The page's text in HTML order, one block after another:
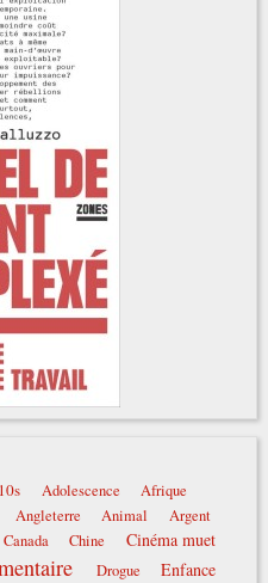
Adolescence Afrique
Angleterre Animal
Argent
Canada Chine Cinéma muet
Drogue Enfance